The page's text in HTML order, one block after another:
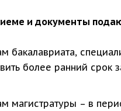
и документы
бакалавриата,
более ранний срок
магистратуры – в